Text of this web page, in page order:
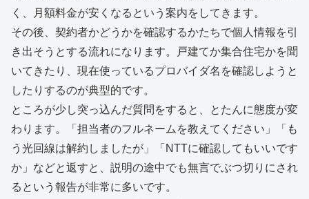
く、月額料金が安くなるという案内をしてきます。
その後、契約者かどうかを確認するかたちで個人情報を引
き出そうとする流れになります。戸建てか集合住宅かを聞
いてきたり、現在使っているプロバイダ名を確認しようと
したりするのが典型的です。
ところが少し突っ込んだ質問をすると、とたんに態度が変
わります。「担当者のフルネームを教えてください」「も
う光回線は解約しましたが」「NTTに確認してもいいです
か」などと返すと、説明の途中でも無言でぶつ切りにされ
るという報告が非常に多いです。